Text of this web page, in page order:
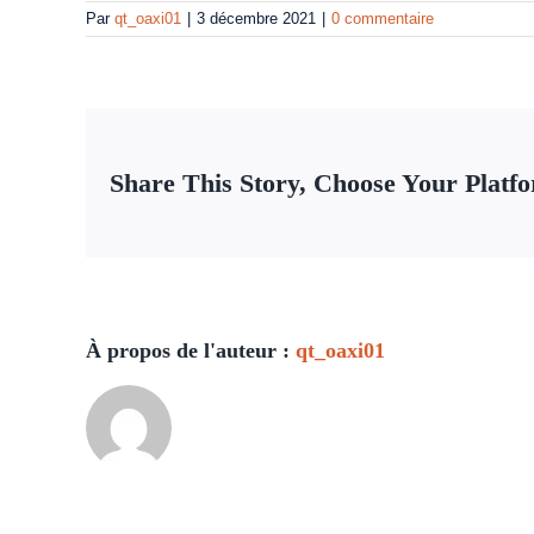
Par qt_oaxi01 | 3 décembre 2021 | 0 commentaire
Share This Story, Choose Your
À propos de l'auteur : qt_oaxi01